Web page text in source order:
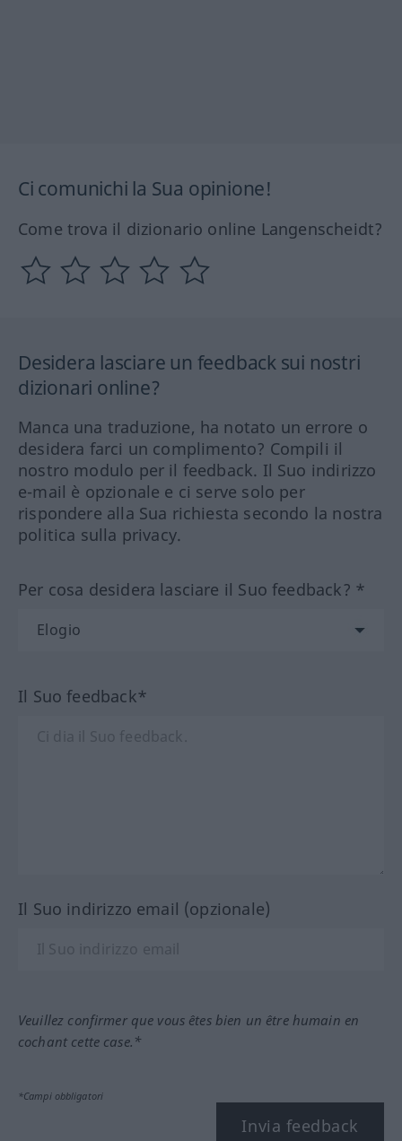
Ci comunichi la Sua opinione!
Come trova il dizionario online Langenscheidt?
Desidera lasciare un feedback sui nostri
dizionari online?
Manca una traduzione, ha notato un errore o
desidera farci un complimento? Compili il
nostro modulo per il feedback. Il Suo indirizzo
e-mail è opzionale e ci serve solo per
rispondere alla Sua richiesta secondo la nostra
politica sulla privacy.
Per cosa desidera lasciare il Suo feedback? *
Il Suo feedback*
Il Suo indirizzo email (opzionale)
Veuillez confirmer que vous êtes bien un être humain en
cochant cette case.*
*Campi obbligatori
Invia feedback